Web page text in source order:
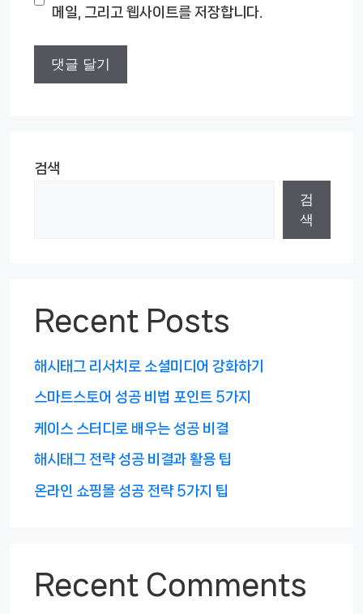
메일, 그리고 웹사이트를 저장합니다.
검색
검
색
Recent Posts
해시태그 리서치로 소셜미디어 강화하기
스마트스토어 성공 비법 포인트 5가지
케이스 스터디로 배우는 성공 비결
해시태그 전략 성공 비결과 활용 팁
온라인 쇼핑몰 성공 전략 5가지 팁
Recent Comments